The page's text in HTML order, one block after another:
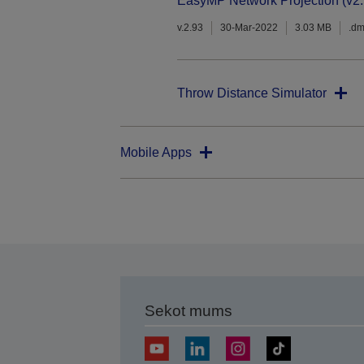
v.2.93 30-Mar-2022 3.03 MB
Throw Distance Simulator
Mobile Apps
Sekot mums